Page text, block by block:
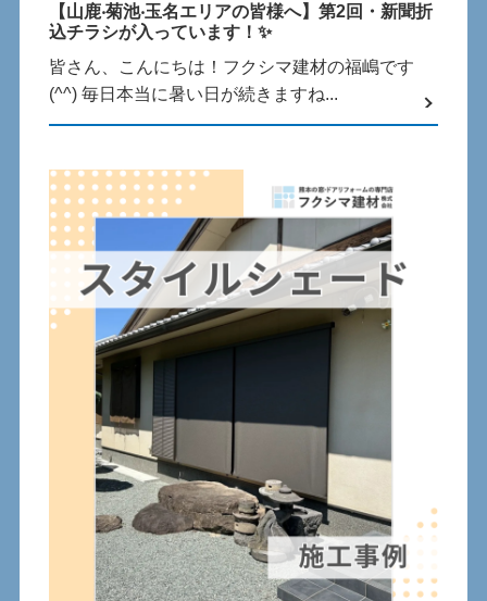
【⼭⿅‧菊池‧⽟名エリアの皆様へ】第2回・新聞折
込チラシが⼊っています！✨
皆さん、こんにちは！フクシマ建材の福嶋です
(^^) 毎⽇本当に暑い⽇が続きますね...